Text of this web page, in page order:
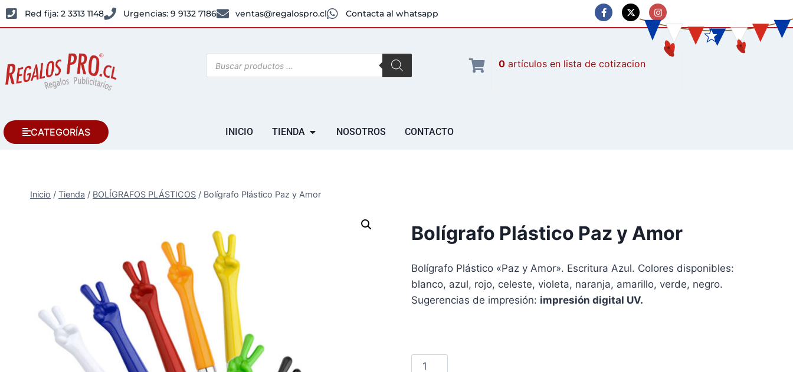
Red fija: 2 3313 1148 Urgencias: 9 9132 7186 ventas@regalospro.cl Contacta al whatsapp
0 artículos
CATEGORÍAS INICIO TIENDA NOSOTROS CONTACTO
Inicio / Tienda / BOLÍGRAFOS PLÁSTICOS / Bolígrafo Plástico Paz y Amor
Bolígrafo Plástico Paz y Amor
Bolígrafo Plástico «Paz y Amor». Escritura Azul. Colores disponibles:
blanco, azul, rojo, celeste, violeta, naranja, amarillo, verde, negro.
Sugerencias de impresión: impresión digital UV.